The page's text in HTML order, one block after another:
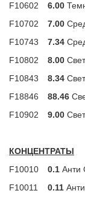
F10602
6.00
F10702
7.00
F10743
7.34
F10802
8.00
F10843
8.34
F18846
88.46
F10902
9.00
КОНЦЕНТРАТЫ
F10010
0.1 Анти
F10011
0.11